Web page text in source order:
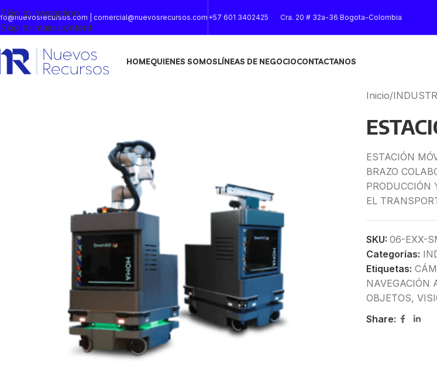
Skip to navigation
Skip to main content
| comercial@nuevosrecursos.com +57 601 3402425 Cra. 20 # 32a-36 Bogota-Colombia
HOMEQUIENES SOMOSLÍNEAS DE NEGOCIOCONTACTANOS
Inicio/
ESTACIÓN
BRAZO
PRODUCCIÓN
EL
SKU: 06-EXX-
Categorías:
Etiquetas:
NAVEGACIÓN
OBJETOS,
Share: